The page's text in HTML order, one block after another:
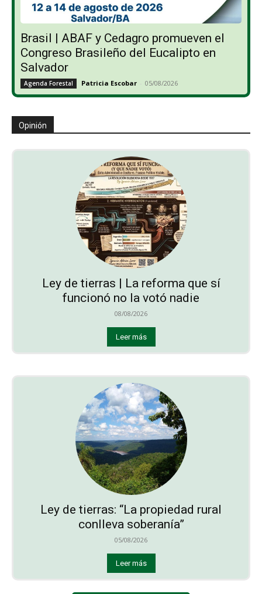
Brasil | ABAF y Cedagro promueven el
Congreso Brasileño del Eucalipto en
Salvador
Agenda Forestal Patricia Escobar - 05/08/2026
Opinión
Ley de tierras | La reforma que sí
funcionó no la votó nadie
08/08/2026
Leer más
Ley de tierras: “La propiedad rural
conlleva soberanía”
05/08/2026
Leer más